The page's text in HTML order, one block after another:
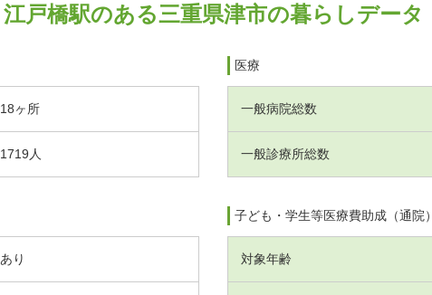
江戸橋駅のある三重県津市の暮らしデータ
18ヶ所
1719人
医療
一般病院総数
一般診療所総数
あり
子ども・学生等医療費助成（通院）
対象年齢